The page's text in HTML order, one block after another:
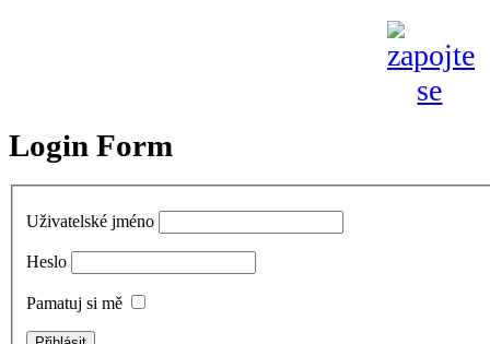
Login Form
Uživatelské jméno
Heslo
Pamatuj si mě